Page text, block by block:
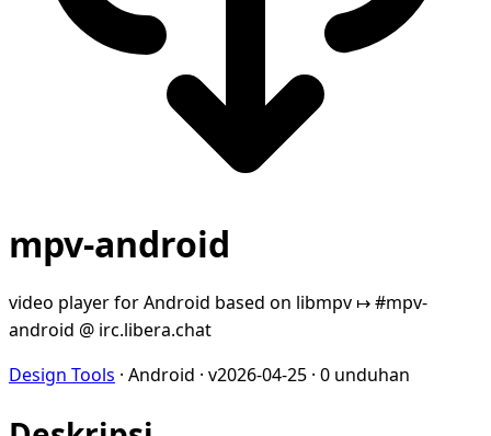
mpv-android
video player for Android based on libmpv ↦ #mpv-
android @ irc.libera.chat
Design Tools · Android · v2026-04-25 · 0 unduhan